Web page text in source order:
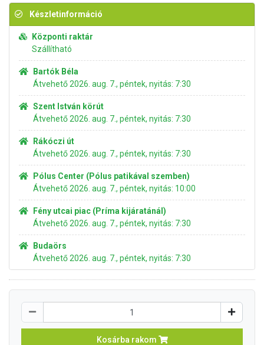
Készletinformáció
Központi raktár
Szállítható
Bartók Béla
Átvehető 2026. aug. 7., péntek, nyitás: 7:30
Szent István körút
Átvehető 2026. aug. 7., péntek, nyitás: 7:30
Rákóczi út
Átvehető 2026. aug. 7., péntek, nyitás: 7:30
Pólus Center (Pólus patikával szemben)
Átvehető 2026. aug. 7., péntek, nyitás: 10:00
Fény utcai piac (Príma kijáratánál)
Átvehető 2026. aug. 7., péntek, nyitás: 7:30
Budaörs
Átvehető 2026. aug. 7., péntek, nyitás: 7:30
Kosárba rakom